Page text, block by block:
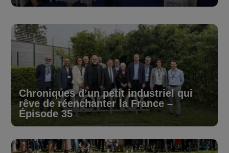
Chroniques d’un petit industriel qui
rêve de réenchanter la France –
Épisode 35